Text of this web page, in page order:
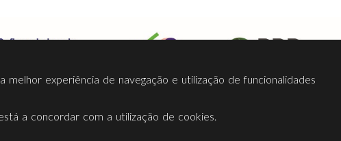
Contactos Ligações Facebook
experiência de navegação e utilização de funcionalidades
a concordar com a utilização de cookies.